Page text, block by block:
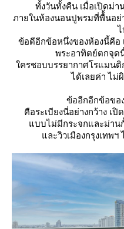
ทั้งวันทั้งคืน เมื่อเปิดม่า
ภายในห้องนอนปูพรมที่พื้้นอย่
ข้อดีอีกข้อหนึ่งของห้องนี้คือ
พระอาทิตย์ตกจุด
ครชอบบรรยากาศโรแมนติ
ได้เลยค่า ไม่
ข้ออีกอีกข้อขอ
คือระเบียงนี่อย่างกว้าง เ
บบไม่มีกระจกและม่านกั้
ละวิวเมืองกรุงเทพฯ